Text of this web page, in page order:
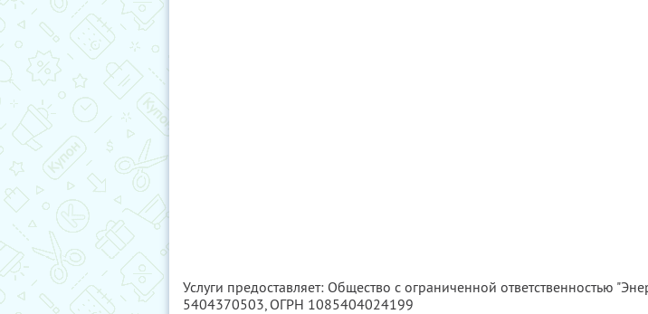
Услуги предоставляет: Общество с ограниченной ответственностью
5404370503, ОГРН 1085404024199